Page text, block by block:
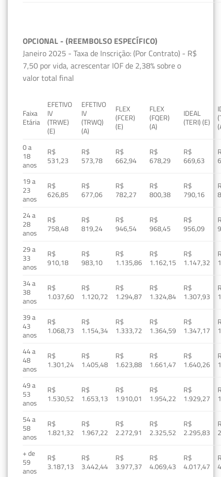
OPCIONAL - (REEMBOLSO ESPECÍFICO)
Janeiro 2025 - Taxa de Inscrição: (Por Contrato) - R$
7,50 por vida, acrescentar IOF de 2,38% sobre o
valor total final
Faixa
Etária
EFETIVO
IV
(TRWE)
(E)
EFETIVO
IV
(TRWQ)
(A)
FLEX
(FCER)
(E)
FLEX
(FQER)
(A)
IDEAL
(TERI) (E)
0 a
18
anos
R$
531,23
R$
573,78
R$
662,94
R$
678,29
R$
669,63
19 a
23
anos
R$
626,85
R$
677,06
R$
782,27
R$
800,38
R$
790,16
24 a
28
anos
R$
758,48
R$
819,24
R$
946,54
R$
968,45
R$
956,09
29 a
33
anos
R$
910,18
R$
983,10
R$
1.135,86
R$
1.162,15
R$
1.147,32
34 a
38
anos
R$
1.037,60
R$
1.120,72
R$
1.294,87
R$
1.324,84
R$
1.307,93
39 a
43
anos
R$
1.068,73
R$
1.154,34
R$
1.333,72
R$
1.364,59
R$
1.347,17
44 a
48
anos
R$
1.301,24
R$
1.405,48
R$
1.623,88
R$
1.661,47
R$
1.640,26
49 a
53
anos
R$
1.530,52
R$
1.653,13
R$
1.910,01
R$
1.954,22
R$
1.929,27
54 a
58
anos
R$
1.821,32
R$
1.967,22
R$
2.272,91
R$
2.325,52
R$
2.295,83
+ de
59
anos
R$
3.187,13
R$
3.442,44
R$
3.977,37
R$
4.069,43
R$
4.017,47